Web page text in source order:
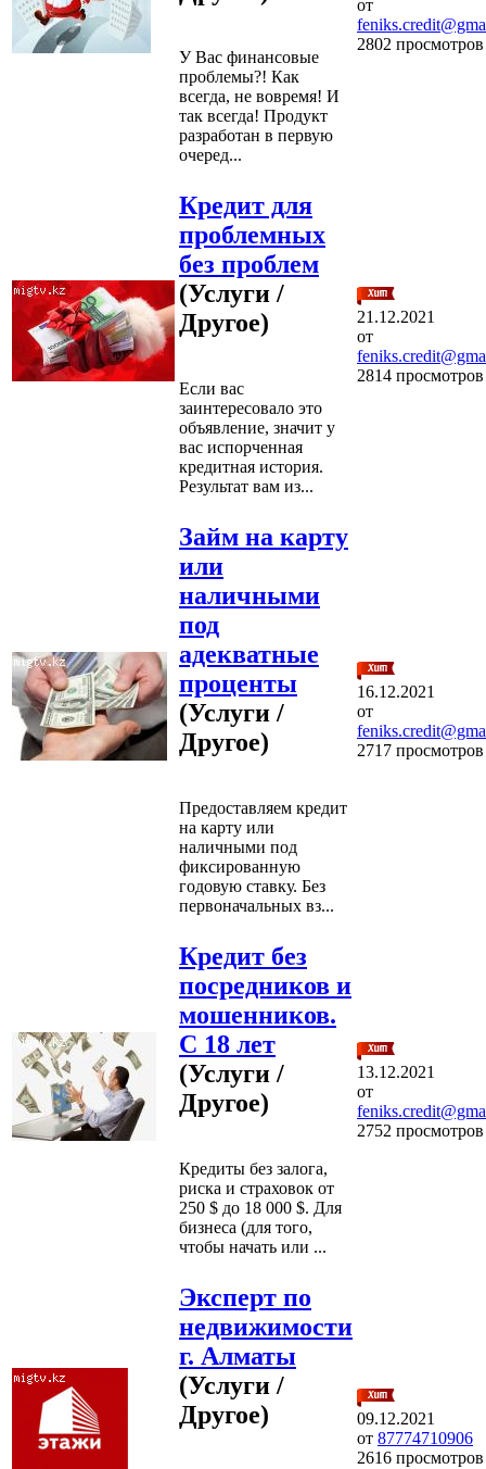
У Вас финансовые
проблемы?! Как
всегда, не вовремя! И
так всегда! Продукт
разработан в первую
очеред...
от
2802 просмотров
Кредит для
проблемных
без проблем
(Услуги /
Другое)
Если вас
заинтересовало это
объявление, значит у
вас испорченная
кредитная история.
Результат вам из...
21.12.2021
от
2814 просмотров
Займ на карту
или
наличными
под
адекватные
проценты
(Услуги /
Другое)
Предоставляем кредит
на карту или
наличными под
фиксированную
годовую ставку. Без
первоначальных вз...
16.12.2021
от
2717 просмотров
Кредит без
посредников и
мошенников.
С 18 лет
(Услуги /
Другое)
Кредиты без залога,
риска и страховок от
250 $ до 18 000 $. Для
бизнеса (для того,
чтобы начать или ...
13.12.2021
от
2752 просмотров
Эксперт по
недвижимости
г. Алматы
(Услуги /
Другое)
09.12.2021
от 87774710906
2616 просмотров